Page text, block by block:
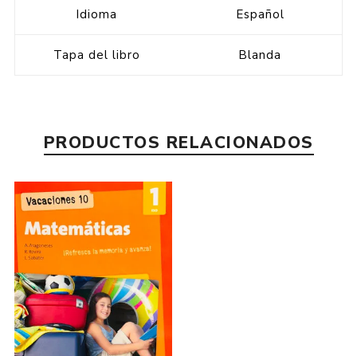
Idioma Español
Tapa del libro Blanda
PRODUCTOS RELACIONADOS